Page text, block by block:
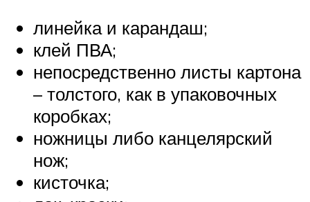
линейка и карандаш;
клей ПВА;
непосредственно листы картона
– толстого, как в упаковочных
коробках;
ножницы либо канцелярский
нож;
кисточка;